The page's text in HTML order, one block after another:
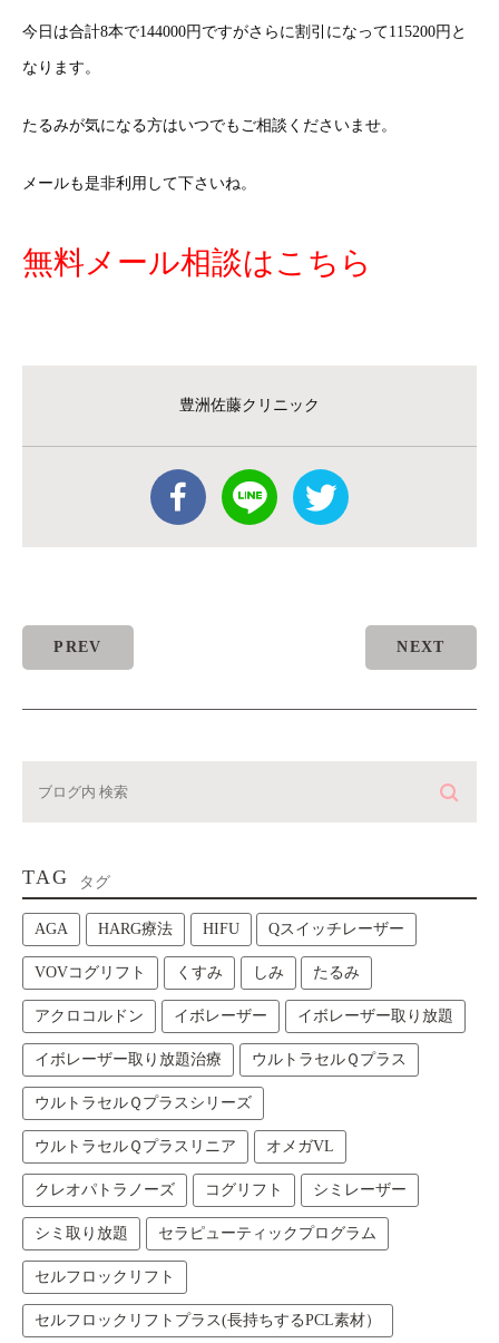
今日は合計8本で144000円ですがさらに割引になって115200円と
なります。
たるみが気になる方はいつでもご相談くださいませ。
メールも是非利用して下さいね。
無料メール相談はこちら
豊洲佐藤クリニック
PREV NEXT
TAG タグ
AGA HARG療法 HIFU Qスイッチレーザー
VOVコグリフト くすみ しみ たるみ
アクロコルドン イボレーザー イボレーザー取り放題
イボレーザー取り放題治療 ウルトラセルＱプラス
ウルトラセルＱプラスシリーズ
ウルトラセルＱプラスリニア オメガVL
クレオパトラノーズ コグリフト シミレーザー
シミ取り放題 セラピューティックプログラム
セルフロックリフト
セルフロックリフトプラス(長持ちするPCL素材）